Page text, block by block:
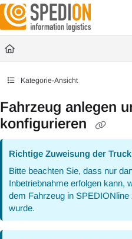
Documentation Index
Fetch the complete documentation index
Use this file to discover all available
Kategorie-Ansicht
Fahrzeug anlegen
konfigurieren
Richtige Zuweisung der
Bitte beachten Sie, dass nur
Inbetriebnahme erfolgen kann,
dem Fahrzeug in
wurde.